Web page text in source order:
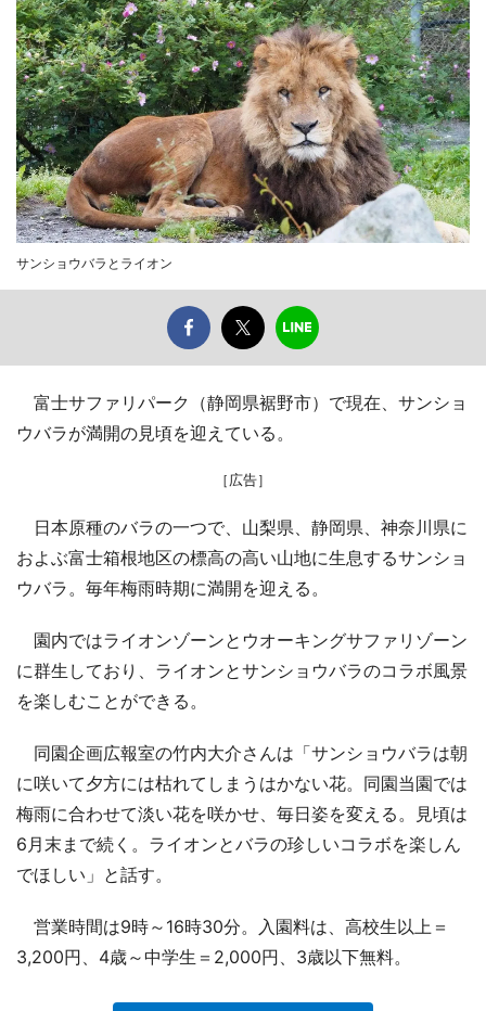
サンショウバラとライオン
富士サファリパーク（静岡県裾野市）で現在、サンショ
ウバラが満開の見頃を迎えている。
［広告］
日本原種のバラの一つで、山梨県、静岡県、神奈川県に
およぶ富士箱根地区の標高の高い山地に生息するサンショ
ウバラ。毎年梅雨時期に満開を迎える。
園内ではライオンゾーンとウオーキングサファリゾーン
に群生しており、ライオンとサンショウバラのコラボ風景
を楽しむことができる。
同園企画広報室の竹内大介さんは「サンショウバラは朝
に咲いて夕方には枯れてしまうはかない花。同園当園では
梅雨に合わせて淡い花を咲かせ、毎日姿を変える。見頃は
6月末まで続く。ライオンとバラの珍しいコラボを楽しん
でほしい」と話す。
営業時間は9時～16時30分。入園料は、高校生以上＝
3,200円、4歳～中学生＝2,000円、3歳以下無料。